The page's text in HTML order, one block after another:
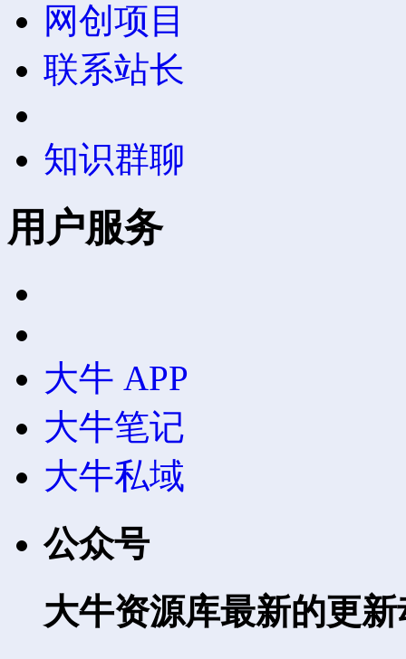
网创项目
联系站长
知识群聊
用户服务
大牛 APP
大牛笔记
大牛私域
公众号
大牛资源库最新的更新